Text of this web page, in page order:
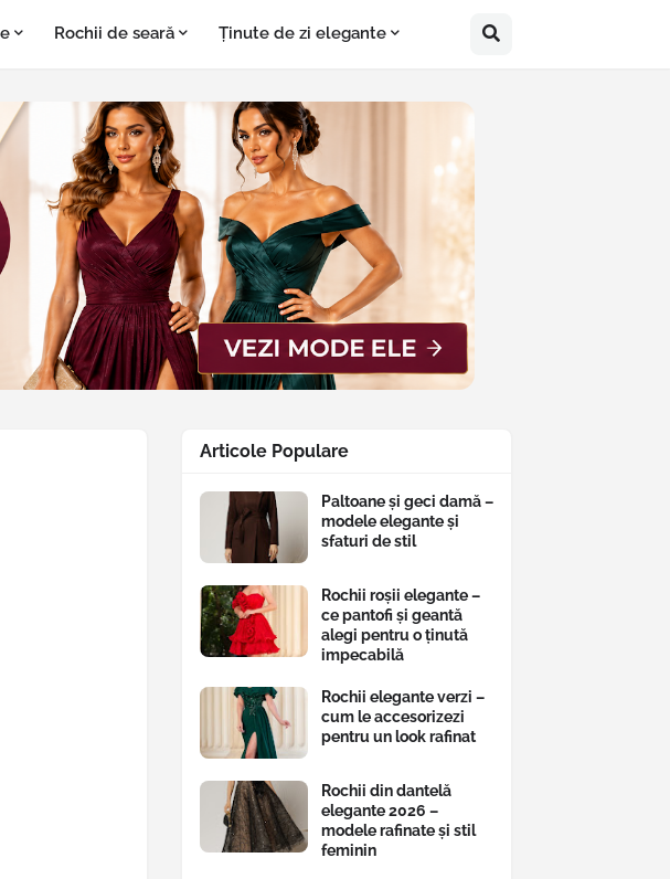
Rochii de seară Ținute de zi elegante
Articole Populare
Paltoane și geci damă –
modele elegante și
sfaturi de stil
Rochii roșii elegante –
ce pantofi și geantă
alegi pentru o ținută
impecabilă
Rochii elegante verzi –
cum le accesorizezi
pentru un look rafinat
Rochii din dantelă
elegante 2026 –
modele rafinate și stil
feminin